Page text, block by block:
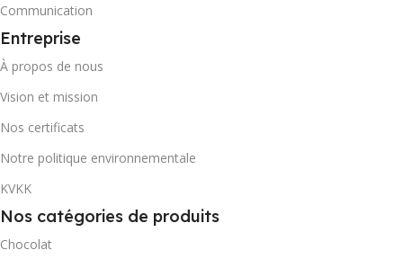
3558
CONTENEUR 40' DC
MARQUE
Akanlar Simo
Communication
Entreprise
À propos de nous
Vision et mission
Nos certificats
Notre politique environnementale
KVKK
Nos catégories de produits
Chocolat